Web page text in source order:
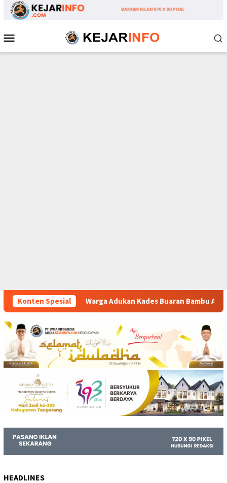
Loncat
Mobile
Konten Spesial
Kades Buaran Bambu Atas Dugaan Pungutan Liar
HEADLINES